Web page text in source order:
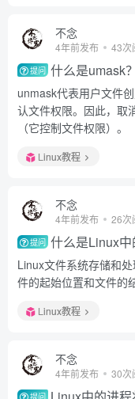
不念
4年前发布 43次
提问 什么是umask？
unmask代表用户文件
认文件权限。因此，取
（它控制文件权限）。
Linux教程
不念
4年前发布 26次
提问 什么是Linux中
Linux文件系统存储和
件的起始位置和文件的
Linux教程
不念
4年前发布 30次
提问